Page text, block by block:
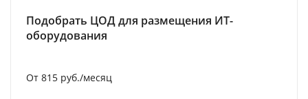
Подобрать ЦОД для размещения ИТ-
оборудования
От 815 руб./месяц